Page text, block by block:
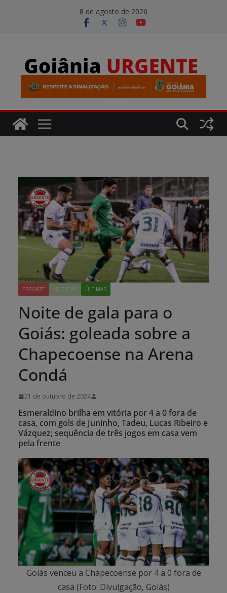
8 de agosto de 2026
ESPORTE NOTÍCIAS ÚLTIMAS
Noite de gala para o
Goiás: goleada sobre a
Chapecoense na Arena
Condá
21 de outubro de 2024
Esmeraldino brilha em vitória por 4 a 0 fora de
casa, com gols de Juninho, Tadeu, Lucas Ribeiro e
Vázquez; sequência de três jogos em casa vem
pela frente
Goiás venceu a Chapecoense por 4 a 0 fora de
casa (Foto: Divulgação, Goiás)
modal-check